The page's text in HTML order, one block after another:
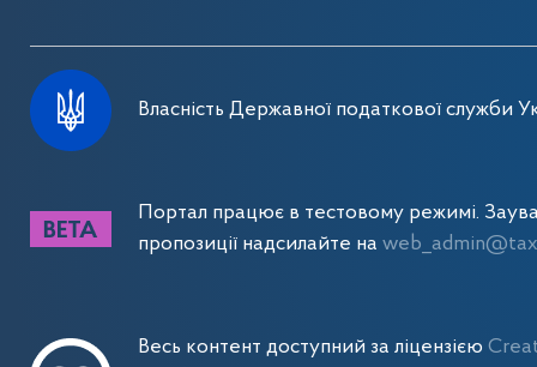
Власність Державної податкової служби
Портал працює в тестовому режимі.
пропозиції надсилайте на
Весь контент доступний за ліцензією